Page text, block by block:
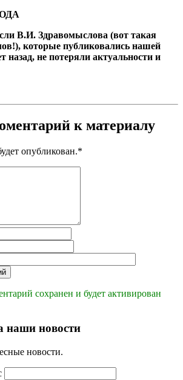
В.И. Здравомыслова (вот такая
которые публиковались нашей
назад, не потеряли актуальности и
к материалу
опубликован.*
сохранен и будет активирован
наши новости
новости.